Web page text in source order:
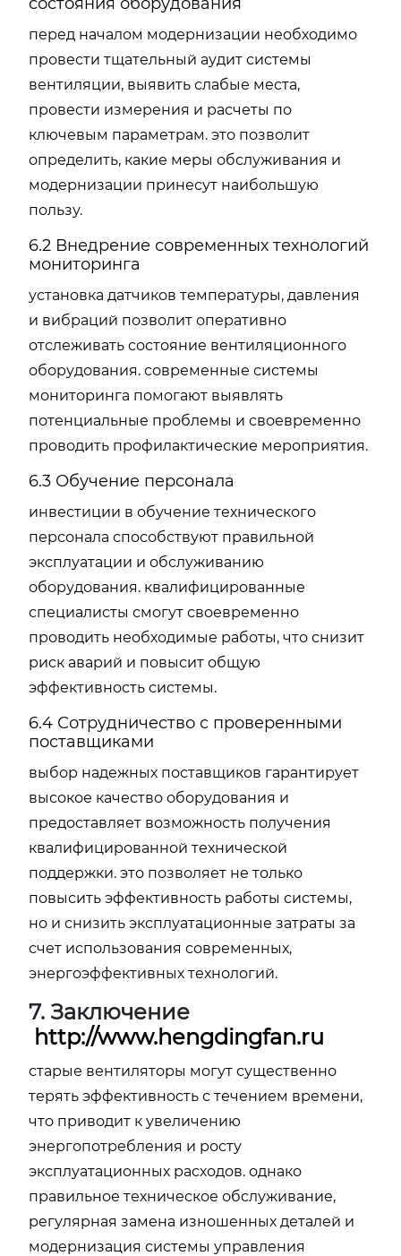
перед началом модернизации необходимо
провести тщательный аудит системы
вентиляции, выявить слабые места,
провести измерения и расчеты по
ключевым параметрам. это позволит
определить, какие меры обслуживания и
модернизации принесут наибольшую
пользу.
6.2 Внедрение современных технологий
мониторинга
установка датчиков температуры, давления
и вибраций позволит оперативно
отслеживать состояние вентиляционного
оборудования. современные системы
мониторинга помогают выявлять
потенциальные проблемы и своевременно
проводить профилактические мероприятия.
6.3 Обучение персонала
инвестиции в обучение технического
персонала способствуют правильной
эксплуатации и обслуживанию
оборудования. квалифицированные
специалисты смогут своевременно
проводить необходимые работы, что снизит
риск аварий и повысит общую
эффективность системы.
6.4 Сотрудничество с проверенными
поставщиками
выбор надежных поставщиков гарантирует
высокое качество оборудования и
предоставляет возможность получения
квалифицированной технической
поддержки. это позволяет не только
повысить эффективность работы системы,
но и снизить эксплуатационные затраты за
счет использования современных,
энергоэффективных технологий.
7. Заключение
http://www.hengdingfan.ru
старые вентиляторы могут существенно
терять эффективность с течением времени,
что приводит к увеличению
энергопотребления и росту
эксплуатационных расходов. однако
правильное техническое обслуживание,
регулярная замена изношенных деталей и
модернизация системы управления